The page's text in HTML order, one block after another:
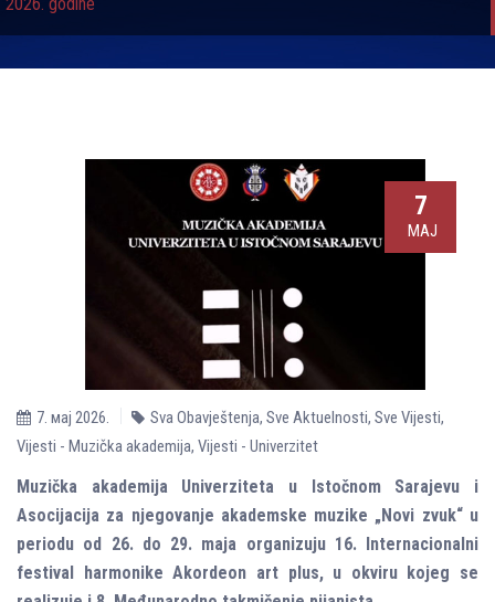
7
МАЈ
7. мај 2026. Sva Obavještenja, Sve Aktuelnosti, Sve Vijesti,
Vijesti - Muzička akademija, Vijesti - Univerzitet
Muzička akademija Univerziteta u Istočnom Sarajevu i
Asocijacija za njegovanje akademske muzike „Novi zvuk“ u
periodu od 26. do 29. maja organizuju 16. Internacionalni
festival harmonike Akordeon art plus, u okviru kojeg se